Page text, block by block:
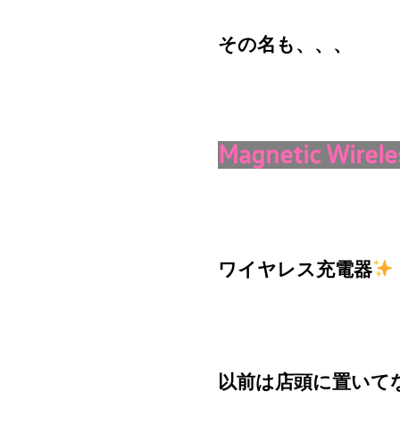
その名も、、、
Magnetic
ワイヤレス充電器
以前は店頭に置い